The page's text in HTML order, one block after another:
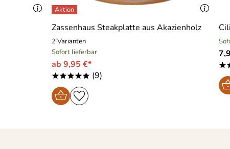
Zassenhaus Steakplatte aus Akazienholz
2 Varianten
Sofort lieferbar
ab 9,95 €*
***** (9)